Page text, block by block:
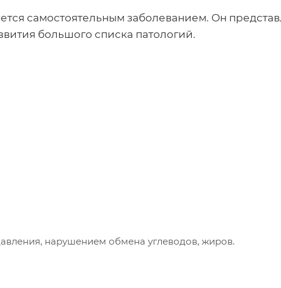
самостоятельным заболеванием. Он
большого списка патологий.
нарушением обмена углеводов, жиров.